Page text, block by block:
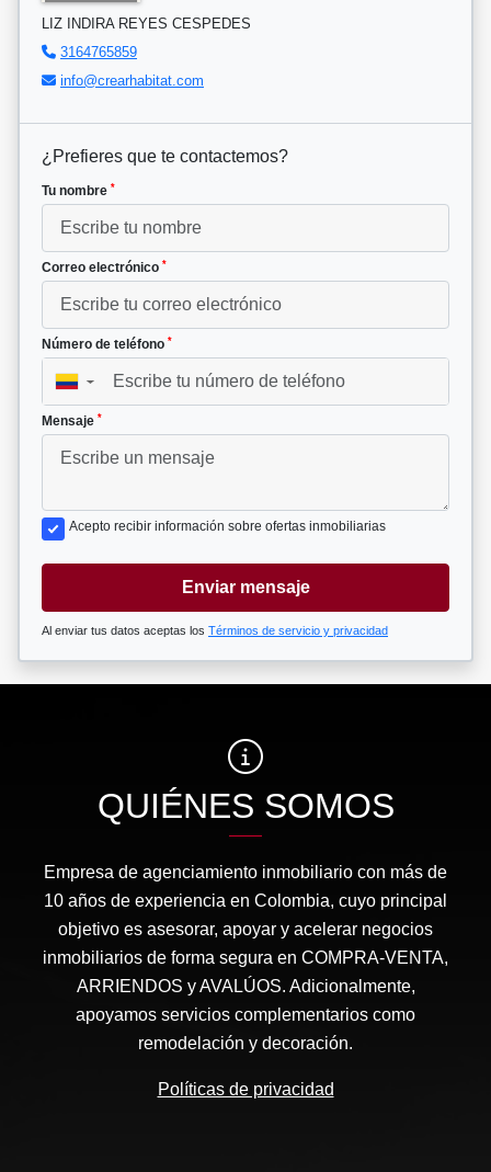
LIZ INDIRA REYES CESPEDES
3164765859
info@crearhabitat.com
¿Prefieres que te contactemos?
Tu nombre *
Correo electrónico *
Número de teléfono *
▼
Mensaje *
Acepto recibir información sobre ofertas inmobiliarias
Enviar mensaje
Al enviar tus datos aceptas los Términos de servicio y privacidad
QUIÉNES SOMOS
Empresa de agenciamiento inmobiliario con más de
10 años de experiencia en Colombia, cuyo principal
objetivo es asesorar, apoyar y acelerar negocios
inmobiliarios de forma segura en COMPRA-VENTA,
ARRIENDOS y AVALÚOS. Adicionalmente,
apoyamos servicios complementarios como
remodelación y decoración.
Políticas de privacidad